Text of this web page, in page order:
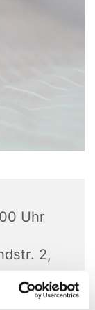
Uhr
2,